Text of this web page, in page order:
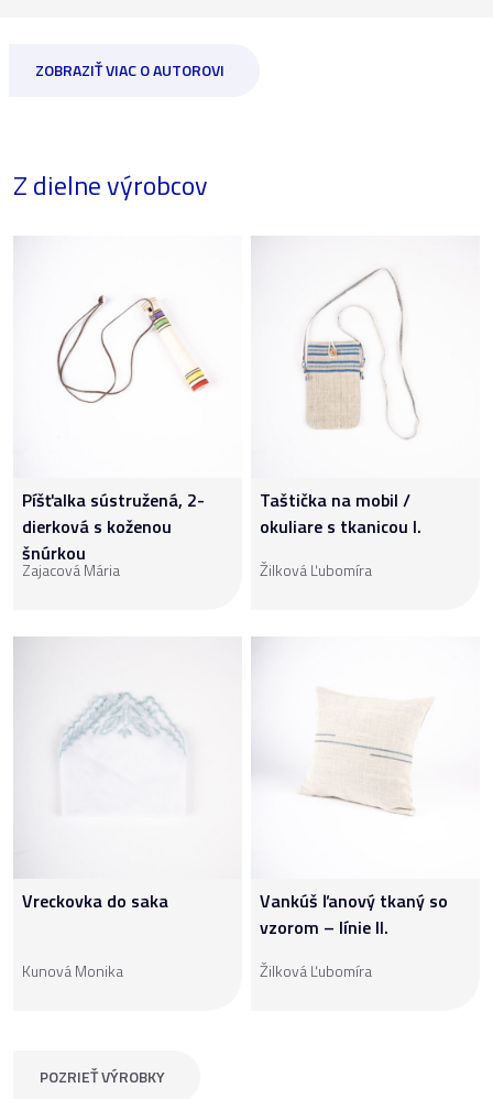
ZOBRAZIŤ VIAC O AUTOROVI
Z dielne výrobcov
Píšťalka sústružená, 2-
dierková s koženou
šnúrkou
Zajacová Mária
Taštička na mobil /
okuliare s tkanicou I.
Žilková Ľubomíra
Vreckovka do saka
Kunová Monika
Vankúš ľanový tkaný so
vzorom – línie II.
Žilková Ľubomíra
POZRIEŤ VÝROBKY